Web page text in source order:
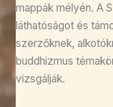
mappák mélyén. A
láthatóságot és
szerzőknek,
buddhizmus
vizsgálják.